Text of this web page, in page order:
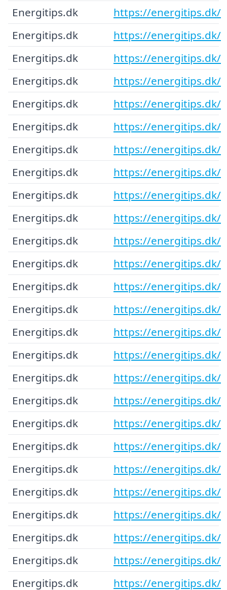
Energitips.dk
https://energitips.dk/
Energitips.dk
https://energitips.dk/
Energitips.dk
https://energitips.dk/
Energitips.dk
https://energitips.dk/
Energitips.dk
https://energitips.dk/
Energitips.dk
https://energitips.dk/
Energitips.dk
https://energitips.dk/
Energitips.dk
https://energitips.dk/
Energitips.dk
https://energitips.dk/
Energitips.dk
https://energitips.dk/
Energitips.dk
https://energitips.dk/
Energitips.dk
https://energitips.dk/
Energitips.dk
https://energitips.dk/
Energitips.dk
https://energitips.dk/
Energitips.dk
https://energitips.dk/
Energitips.dk
https://energitips.dk/
Energitips.dk
https://energitips.dk/
Energitips.dk
https://energitips.dk/
Energitips.dk
https://energitips.dk/
Energitips.dk
https://energitips.dk/
Energitips.dk
https://energitips.dk/
Energitips.dk
https://energitips.dk/
Energitips.dk
https://energitips.dk/
Energitips.dk
https://energitips.dk/
Energitips.dk
https://energitips.dk/
Energitips.dk
https://energitips.dk/